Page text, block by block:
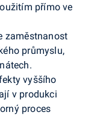
přímo ve
zaměstnanost
průmyslu,
vyššího
v produkci
proces